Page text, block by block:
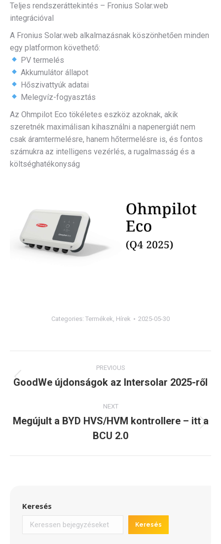
Teljes rendszeráttekintés – Fronius Solar.web
integrációval
A Fronius Solar.web alkalmazásnak köszönhetően minden
egy platformon követhető:
PV termelés
Akkumulátor állapot
Hőszivattyúk adatai
Melegvíz-fogyasztás
Az Ohmpilot Eco tökéletes eszköz azoknak, akik
szeretnék maximálisan kihasználni a napenergiát nem
csak áramtermelésre, hanem hőtermelésre is, és fontos
számukra az intelligens vezérlés, a rugalmasság és a
költséghatékonyság
Categories: Termékek Hírek 2025-05-30
navigation
PREVIOUS
Previous
GoodWe újdonságok az Intersolar 2025-ről
NEXT
post:
Megújult a BYD HVS/HVM kontrollere – itt a
BCU 2.0
Keresés
Keresés